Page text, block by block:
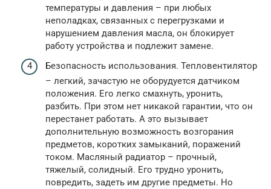
температуры и давления – при любых
неполадках, связанных с перегрузками и
нарушением давления масла, он блокирует
работу устройства и подлежит замене.
Безопасность использования. Тепловентилятор
– легкий, зачастую не оборудуется датчиком
положения. Его легко смахнуть, уронить,
разбить. При этом нет никакой гарантии, что он
перестанет работать. А это вызывает
дополнительную возможность возгорания
предметов, коротких замыканий, поражений
током. Масляный радиатор – прочный,
тяжелый, солидный. Его трудно уронить,
повредить, задеть им другие предметы. Но